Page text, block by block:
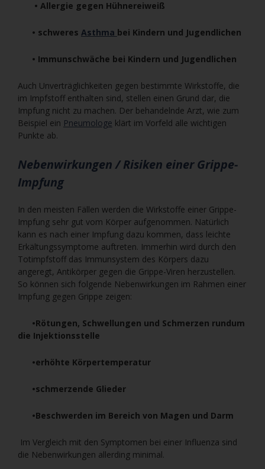
• Allergie gegen Hühnereiweiß
• schweres Asthma bei Kindern und Jugendlichen
• Immunschwäche bei Kindern und Jugendlichen
Auch Unverträglichkeiten gegen bestimmte Wirkstoffe, die
im Impfstoff enthalten sind, stellen einen Grund dar, die
Impfung nicht zu machen. Der behandelnde Arzt, wie zum
Beispiel ein Pneumologe klärt im Vorfeld alle wichtigen
Punkte ab.
Nebenwirkungen / Risiken einer Grippe-
Impfung
In den meisten Fällen werden die Wirkstoffe einer Grippe-
Impfung sehr gut vom Körper aufgenommen. Natürlich
kann es nach einer Impfung dazu kommen, dass leichte
Erkältungssymptome auftreten. Immerhin wird durch den
Totimpfstoff das Immunsystem des Körpers dazu
angeregt, Antikörper gegen die Grippe-Viren herzustellen.
So können sich folgende Nebenwirkungen im Rahmen einer
Impfung gegen Grippe zeigen:
•Rötungen, Schwellungen und Schmerzen rundum
die Injektionsstelle
•erhöhte Körpertemperatur
•schmerzende Glieder
•Beschwerden im Bereich von Magen und Darm
Im Vergleich mit den Symptomen bei einer Influenza sind
die Nebenwirkungen allerding minimal.